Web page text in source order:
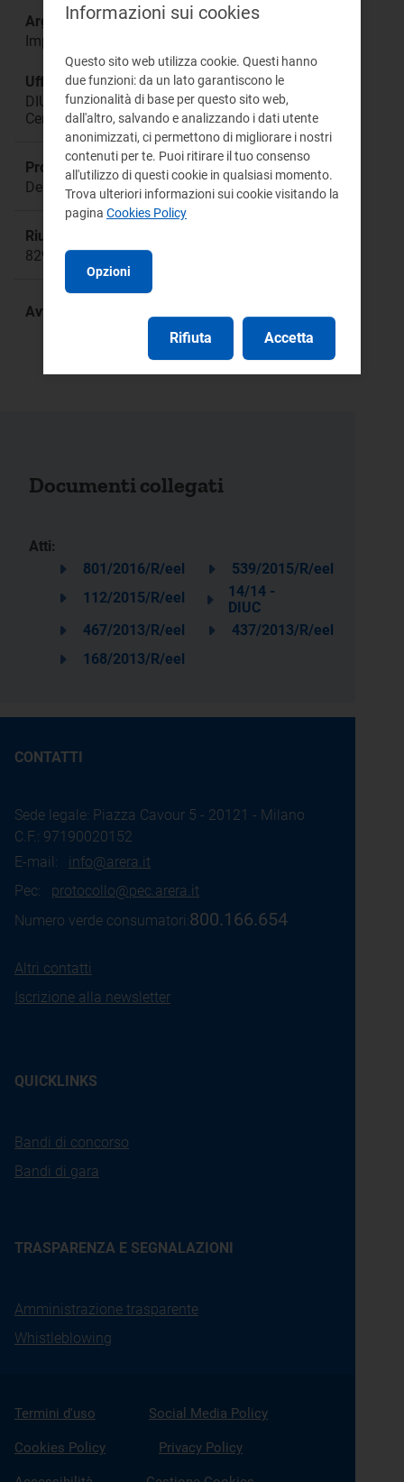
Argomento:
Imprese energivore
Ufficio responsabile:
DIUC Direzione Infrastrutture, Unbundling e
Certificazione
Procedimento:
Deliberazione 168/2013/R/eel
Riunione:
829
Avvisi:
Errata corrige
Documenti collegati
Atti:
801/2016/R/eel
539/2015/R/eel
112/2015/R/eel
14/14 -
DIUC
467/2013/R/eel
437/2013/R/eel
168/2013/R/eel
CONTATTI
Sede legale: Piazza Cavour 5 - 20121 - Milano
C.F.: 97190020152
E-mail: info@arera.it
Pec: protocollo@pec.arera.it
Numero verde consumatori:800.166.654
Altri contatti
Iscrizione alla newsletter
QUICKLINKS
Bandi di concorso
Bandi di gara
TRASPARENZA E SEGNALAZIONI
Amministrazione trasparente
Whistleblowing
Termini d'uso Social Media Policy
Cookies Policy Privacy Policy
Informazioni sui cookies
Questo sito web utilizza cookie. Questi hanno
due funzioni: da un lato garantiscono le
funzionalità di base per questo sito web,
dall'altro, salvando e analizzando i dati utente
anonimizzati, ci permettono di migliorare i nostri
contenuti per te. Puoi ritirare il tuo consenso
all'utilizzo di questi cookie in qualsiasi momento.
Trova ulteriori informazioni sui cookie visitando la
pagina Cookies Policy
Opzioni
Rifiuta Accetta